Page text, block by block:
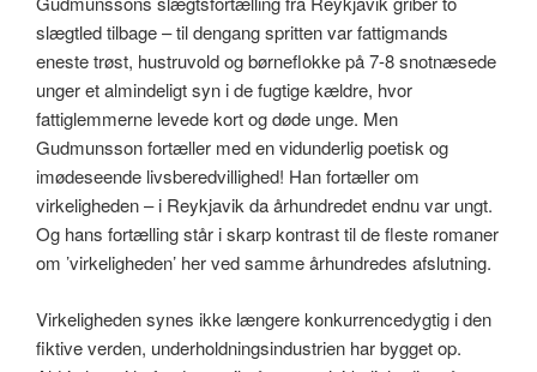
slægtled tilbage – til dengang spritten var fattigmands
eneste trøst, hustruvold og børneflokke på 7-8 snotnæsede
unger et almindeligt syn i de fugtige kældre, hvor
fattiglemmerne levede kort og døde unge. Men
Gudmunsson fortæller med en vidunderlig poetisk og
imødeseende livsberedvillighed! Han fortæller om
virkeligheden – i Reykjavik da århundredet endnu var ungt.
Og hans fortælling står i skarp kontrast til de fleste romaner
om ’virkeligheden’ her ved samme århundredes afslutning.
Virkeligheden synes ikke længere konkurrencedygtig i den
fiktive verden, underholdningsindustrien har bygget op.